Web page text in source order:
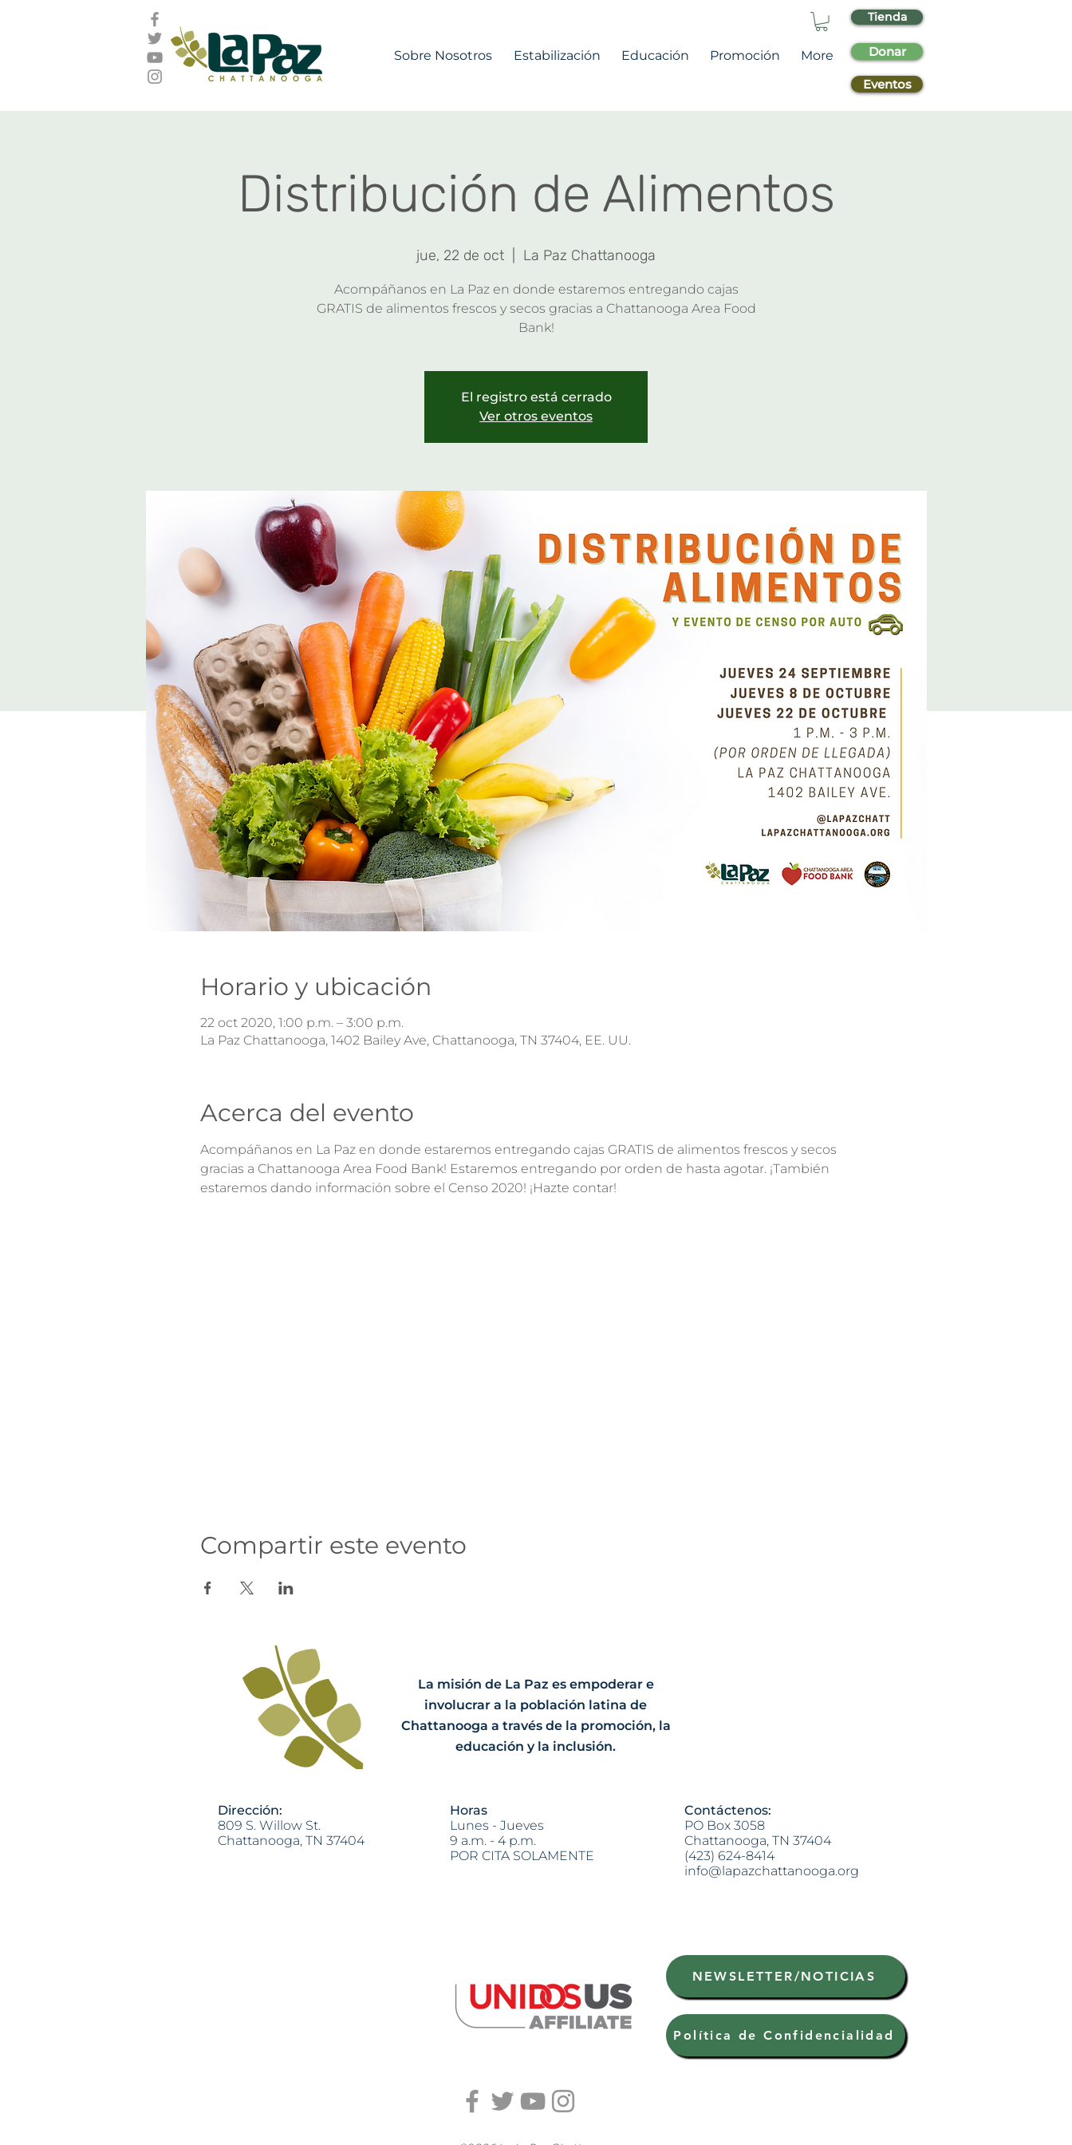
Sobre Nosotros Estabilización Educación Promoción More
Tienda
Donar
Eventos
Distribución de Alimentos
jue, 22 de oct La Paz Chattanooga
Acompáñanos en La Paz en donde estaremos entregando cajas
GRATIS de alimentos frescos y secos gracias a Chattanooga Area Food
Bank!
El registro está cerrado
Ver otros eventos
Horario y ubicación
22 oct 2020, 1:00 p.m. – 3:00 p.m.
La Paz Chattanooga, 1402 Bailey Ave, Chattanooga, TN 37404, EE. UU.
Acerca del evento
Acompáñanos en La Paz en donde estaremos entregando cajas GRATIS de alimentos frescos y secos
gracias a Chattanooga Area Food Bank! Estaremos entregando por orden de hasta agotar. ¡También
estaremos dando información sobre el Censo 2020! ¡Hazte contar!
Compartir este evento
La misión de La Paz es empoderar e
involucrar a la población latina de
Chattanooga a través de la promoción, la
educación y la inclusión.
Dirección:
809 S. Willow St.
Chattanooga, TN 37404
Horas
Lunes - Jueves
9 a.m. - 4 p.m.
POR CITA SOLAMENTE
Contáctenos:
PO Box 3058
Chattanooga, TN 37404
(423) 624-8414
info@lapazchattanooga.org
NEWSLETTER/NOTICIAS
Política de Confidencialidad